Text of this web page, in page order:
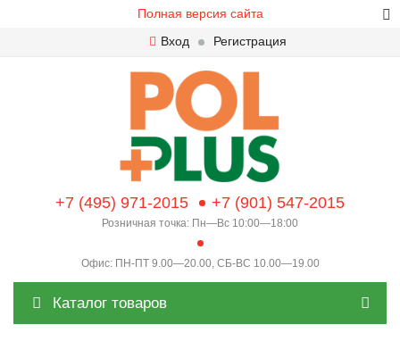
Полная версия сайта
Вход
Регистрация
+7 (495) 971-2015 +7 (901) 547-2015
Розничная точка: Пн—Вс 10:00—18:00
Офис: ПН-ПТ 9.00—20.00, СБ-ВС 10.00—19.00
Каталог товаров